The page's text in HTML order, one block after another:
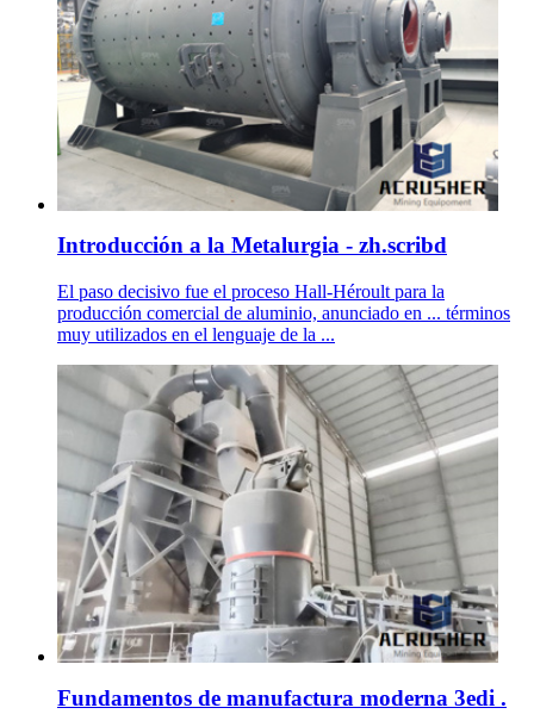
Introducción a la Metalurgia - zh.scribd
El paso decisivo fue el proceso Hall-Héroult para la
producción comercial de aluminio, anunciado en ... términos
muy utilizados en el lenguaje de la ...
Fundamentos de manufactura moderna 3edi .